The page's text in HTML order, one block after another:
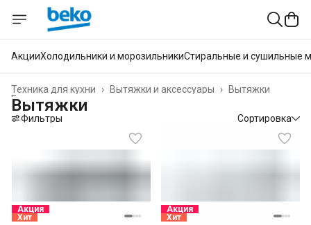
АкцииХолодильники и морозильникиСтиральные и сушильные
Вытяжки
Вытяжки и аксессуары ›
Техника для кухни
›
Главная
Вытяжки
Фильтры Сортировка
Акция
Хит
Акция
Хит